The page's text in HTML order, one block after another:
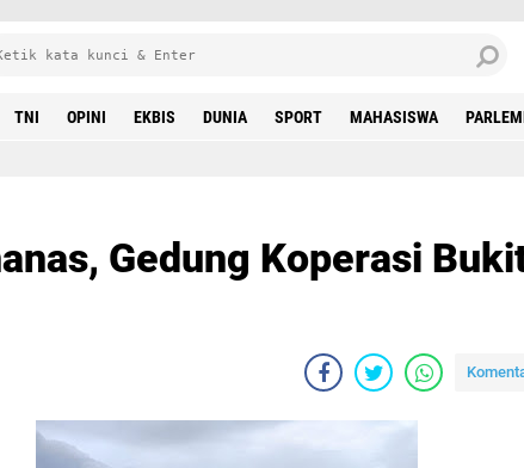
TNI OPINI EKBIS DUNIA SPORT MAHASISWA
Gedung Koperasi